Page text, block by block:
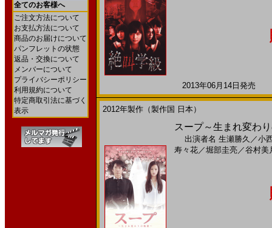
全てのお客様へ
ご注文方法について
お支払方法について
商品のお届けについて
パンフレットの状態
返品・交換について
メンバーについて
プライバシーポリシー
利用規約について
特定商取引法に基づく
表示
2013年06月14日発売
2012年製作（製作国 日本）
スープ～生まれ変わ
出演者名 生瀬勝久 ／小
寿々花／堀部圭亮／谷村美